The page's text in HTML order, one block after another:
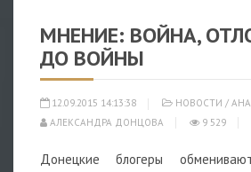
МНЕНИЕ: ВОЙНА,
ДО ВОЙНЫ
12.09.2015 14:13:38 НОВОСТИ /
АЛЕКСАНДРА ДОНЦОВА
9 529
Донецкие блогеры